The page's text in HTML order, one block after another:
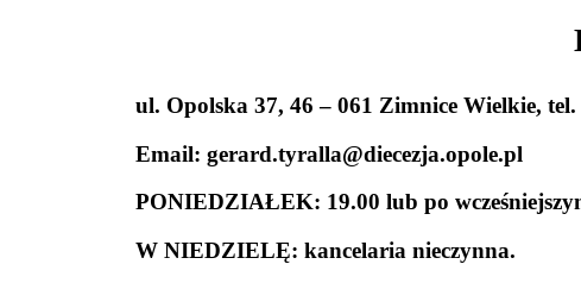
ul. Opolska 37, 46 – 061 Zimnice Wielkie,
Email: gerard.tyralla@diecezja.opole.pl
PONIEDZIAŁEK: 19.00 lub po
W NIEDZIELĘ: kancelaria nieczynna.